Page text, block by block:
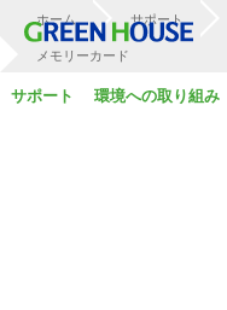
サポート 環境への取り組み
ホーム サポート
メモリーカード